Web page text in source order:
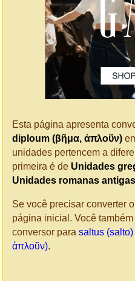
Esta página apresenta
diploum (βῆμα, ἀπλοῦν)
unidades pertencem a
primeira é de Unidades
Unidades romanas antigas
Se você precisar converter
página inicial. Você
conversor para saltus
ἀπλοῦν).